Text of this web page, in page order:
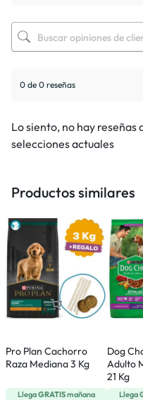
0 de 0 reseñas
Lo siento, no hay reseñas
selecciones actuales
Productos similares
Pro Plan Cachorro
Raza Mediana 3 Kg
LlegaGRATISmañana
Dog
Adulto
21 Kg
Llega